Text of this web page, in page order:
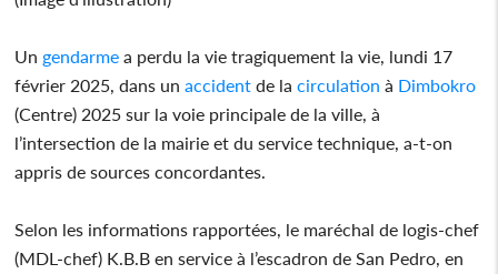
Un gendarme a perdu la vie tragiquement la vie, lundi 17
février 2025, dans unaccident de lacirculation à Dimbokro
(Centre) 2025 sur la voie principale de la ville, à
l’intersection de la mairie et du service technique, a-t-on
appris de sources concordantes.
Selon les informations rapportées, le maréchal de logis-chef
(MDL-chef) K.B.B en service à l’escadron de San Pedro, en